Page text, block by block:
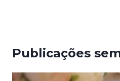
Publicações